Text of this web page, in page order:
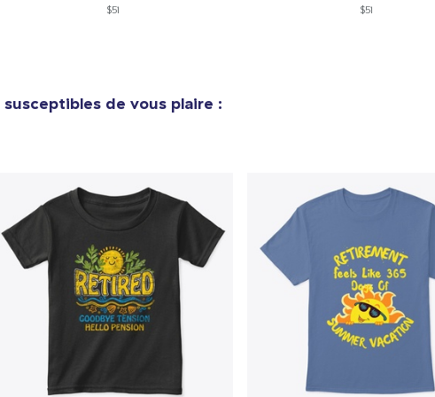
$51 $51
susceptibles de vous plaire :
Comfort Colors 1717 | Classic Heavyweight T-Shirt
Classic Long Sleeve Tee
30,99 $US
Next Level 3600 | Premium Ring-Spun Cotton T-Shirt
24,99 $US